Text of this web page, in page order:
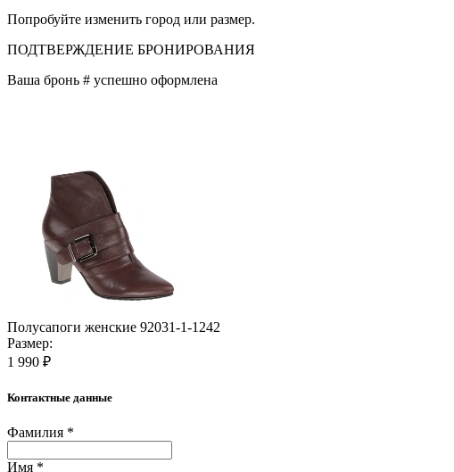
Попробуйте изменить город или размер.
ПОДТВЕРЖДЕНИЕ БРОНИРОВАНИЯ
Ваша бронь # успешно оформлена
Полусапоги женские 92031-1-1242
Размер:
1 990 ₽
Контактные данные
Фамилия *
Имя *